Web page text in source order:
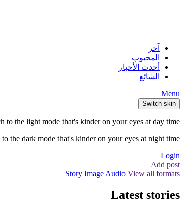
آخر
المحبوب
أحدث الأخبار
الشائع
Menu
Switch skin
to the light mode that's kinder on your eyes at day time.
the dark mode that's kinder on your eyes at night time.
Login
Add post
Story Image Audio View all formats
Latest stories